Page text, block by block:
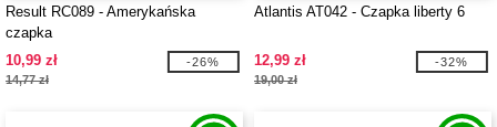
Result RC089 - Amerykańska
czapka
10,99 zł
14,77 zł
-26%
Atlantis AT042 - Czapka liberty 6
12,99 zł
19,00 zł
-32%